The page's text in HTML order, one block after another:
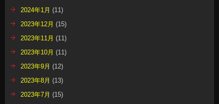
2024年1月 (11)
2023年12月 (15)
2023年11月 (11)
2023年10月 (11)
2023年9月 (12)
2023年8月 (13)
2023年7月 (15)